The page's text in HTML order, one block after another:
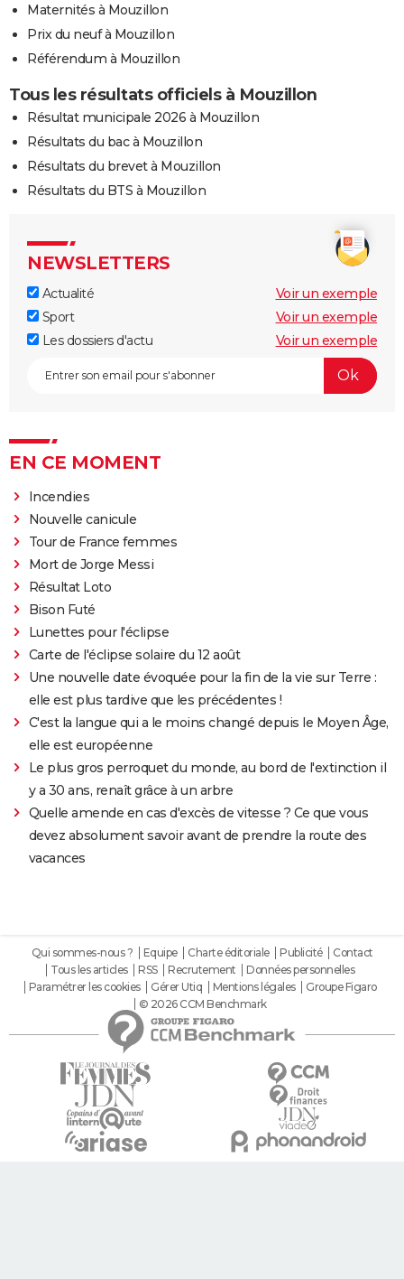
Maternités à Mouzillon
Prix du neuf à Mouzillon
Référendum à Mouzillon
Tous les résultats officiels à Mouzillon
Résultat municipale 2026 à Mouzillon
Résultats du bac à Mouzillon
Résultats du brevet à Mouzillon
Résultats du BTS à Mouzillon
NEWSLETTERS
Actualité
Voir un exemple
Sport
Voir un exemple
Les dossiers d'actu
Voir un exemple
EN CE MOMENT
Incendies
Nouvelle canicule
Tour de France femmes
Mort de Jorge Messi
Résultat Loto
Bison Futé
Lunettes pour l'éclipse
Carte de l'éclipse solaire du 12 août
Une nouvelle date évoquée pour la fin de la vie sur Terre :
elle est plus tardive que les précédentes !
C'est la langue qui a le moins changé depuis le Moyen Âge,
elle est européenne
Le plus gros perroquet du monde, au bord de l'extinction il
y a 30 ans, renaît grâce à un arbre
Quelle amende en cas d'excès de vitesse ? Ce que vous
devez absolument savoir avant de prendre la route des
vacances
Qui sommes-nous ? Equipe Charte éditoriale Publicité
Contact
Tous les articles
RSS Recrutement
Données personnelles
Paramétrer les cookies
Gérer Utiq Mentions légales
Groupe Figaro
© 2026 CCM Benchmark